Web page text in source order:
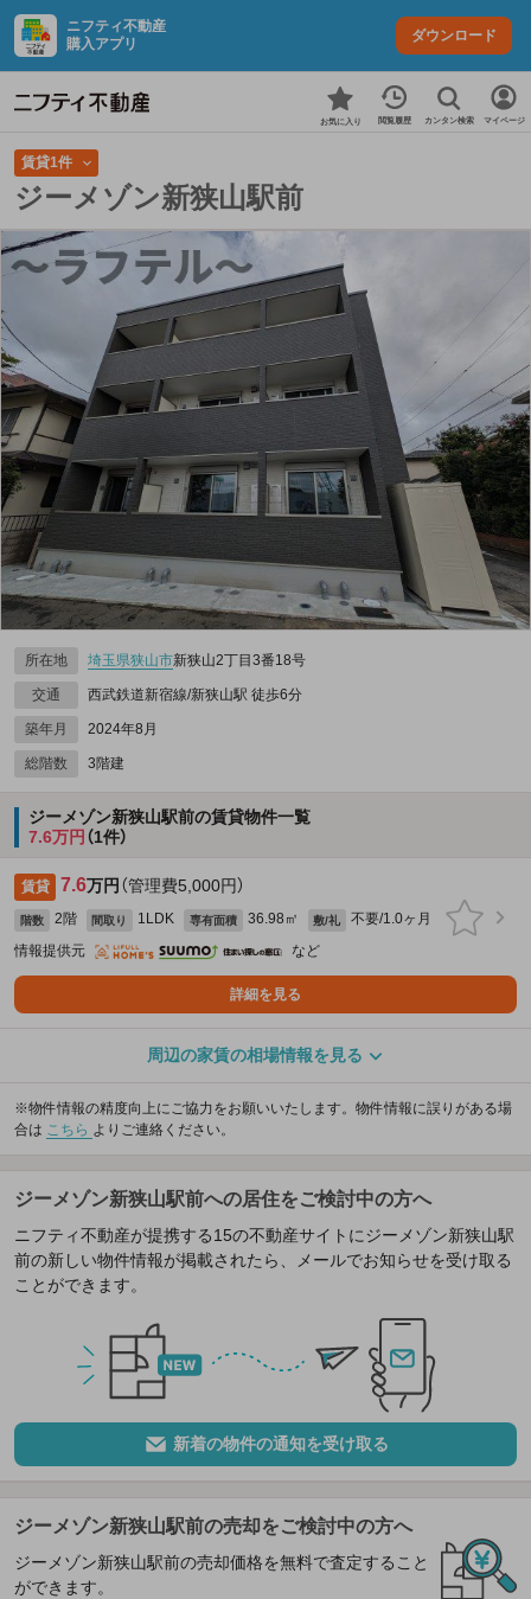
ニフティ不動産
購入アプリ
ダウンロード
お気に入り 閲覧履歴 カンタン検索 マイページ
賃貸1件
ジーメゾン新狭山駅前
所在地 埼玉県狭山市新狭山2丁目3番18号
交通 西武鉄道新宿線/新狭山駅 徒歩6分
築年月 2024年8月
総階数 3階建
ジーメゾン新狭山駅前の賃貸物件一覧
7.6万円 （1件）
賃貸 7.6万円 （管理費5,000円）
階数 2階 間取り 1LDK 専有面積 36.98㎡ 敷/礼
不要/1.0ヶ月
情報提供元
など
詳細を見る
周辺の家賃の相場情報を見る
※物件情報の精度向上にご協力をお願いいたします。物件情報に誤りがある場
合は こちら よりご連絡ください。
ジーメゾン新狭山駅前への居住をご検討中の方へ
ニフティ不動産が提携する15の不動産サイトにジーメゾン新狭山駅
前の新しい物件情報が掲載されたら、メールでお知らせを受け取る
ことができます。
新着の物件の通知を受け取る
ジーメゾン新狭山駅前の売却をご検討中の方へ
ジーメゾン新狭山駅前の売却価格を無料で査定すること
ができます。